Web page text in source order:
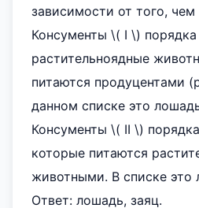
зависимости от того, чем
Консументы \( I \)
растительноядные
питаются продуцентами
данном списке это
Консументы \( II \)
которые питаются
животными. В списке это
Ответ: лошадь, заяц.